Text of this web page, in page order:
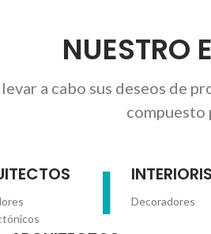
NUESTRO
a cabo sus deseos de
compuesto
I Decoradores